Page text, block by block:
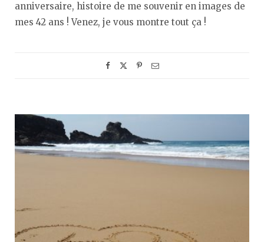
anniversaire, histoire de me souvenir en images de
mes 42 ans ! Venez, je vous montre tout ça !